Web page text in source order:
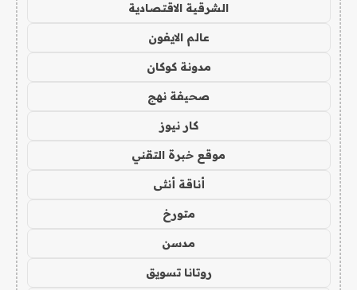
الشرقية الاقتصادية
عالم الايفون
مدونة كوكان
صحيفة نهج
كار نيوز
موقع خبرة التقني
أناقة أنثى
متورخ
مدسن
روتانا تسويق